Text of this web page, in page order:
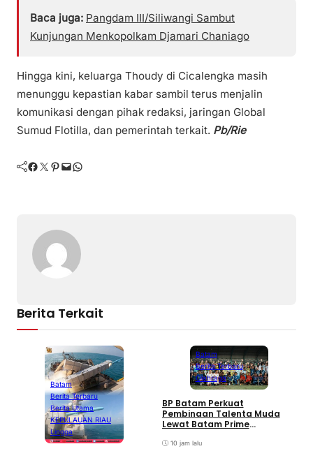
Baca juga: Pangdam III/Siliwangi Sambut
Kunjungan Menkopolkam Djamari Chaniago
Hingga kini, keluarga Thoudy di Cicalengka masih
menunggu kepastian kabar sambil terus menjalin
komunikasi dengan pihak redaksi, jaringan Global
Sumud Flotilla, dan pemerintah terkait. Pb/Rie
Facebook Twitter Pinterest Mail WhatsApp
Berita Terkait
Batam
Berita Terbaru
Berita Utama
KEPULAUAN RIAU
Lingga
Batam
Berita Terbaru
Olahraga
BP Batam Perkuat
Pembinaan Talenta Muda
Lewat Batam Prime
Football sebagai Festival
10 jam lalu